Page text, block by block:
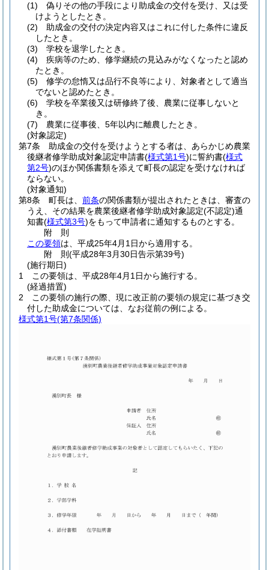
(1)
偽りその他の手段により助成金の交付を受け、又は受
けようとしたとき。
(2)
助成金の交付の決定内容又はこれに付した条件に違反
したとき。
(3)
学校を退学したとき。
(4)
疾病等のため、修学継続の見込みがなくなったと認め
たとき。
(5)
修学の怠惰又は品行不良等により、対象者として適当
でないと認めたとき。
(6)
学校を卒業後又は研修終了後、農業に従事しないと
き。
(7)
農業に従事後、5年以内に離農したとき。
(対象認定)
第7条
助成金の交付を受けようとする者は、あらかじめ農業
後継者修学助成対象認定申請書(様式第1号)に誓約書(様式
第2号)のほか関係書類を添えて町長の認定を受けなければ
ならない。
(対象通知)
第8条
町長は、 前条の関係書類が提出されたときは、審査の
うえ、その結果を農業後継者修学助成対象認定(不認定)通
知書(様式第3号)をもって申請者に通知するものとする。
附 則
この要領は、平成25年4月1日から適用する。
附 則(平成28年3月30日告示第39号)
(施行期日)
1
この要領は、平成28年4月1日から施行する。
(経過措置)
2
この要領の施行の際、現に改正前の要領の規定に基づき交
付した助成金については、なお従前の例による。
様式第1号(第7条関係)